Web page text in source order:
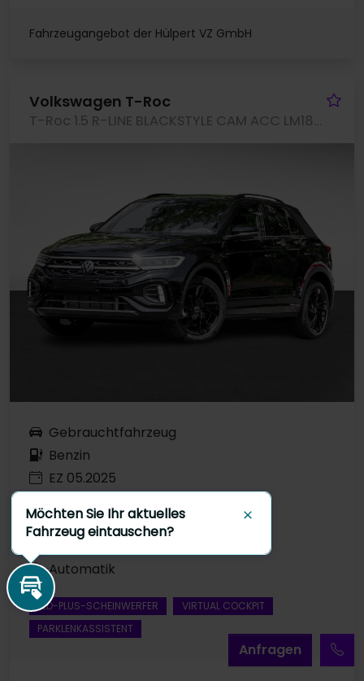
Anfragen
Fahrzeugangebot der Hülpert VZ GmbH
Volkswagen T-Roc
T-Roc 1.5 R-LINE BLACKSTYLE CAM ACC LM18 EKLAPPE
Gebrauchtfahrzeug
Benzin
EZ 05.2025
6.593 km
Automatik
LED-PLUS-SCHEINWERFER
VIRTUAL COCKPIT
PARKLENKASSISTENT
Inzahlungnahme
Möchten Sie Ihr aktuelles
Fahrzeug eintauschen?
Schließen